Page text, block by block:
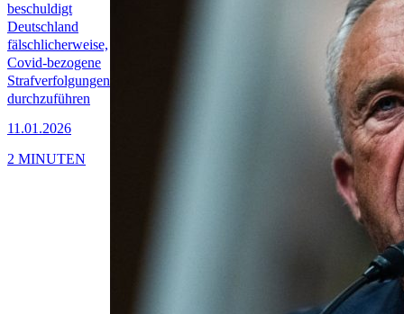
beschuldigt
Deutschland
fälschlicherweise,
Covid-bezogene
Strafverfolgungen
durchzuführen
11.01.2026
2 MINUTEN